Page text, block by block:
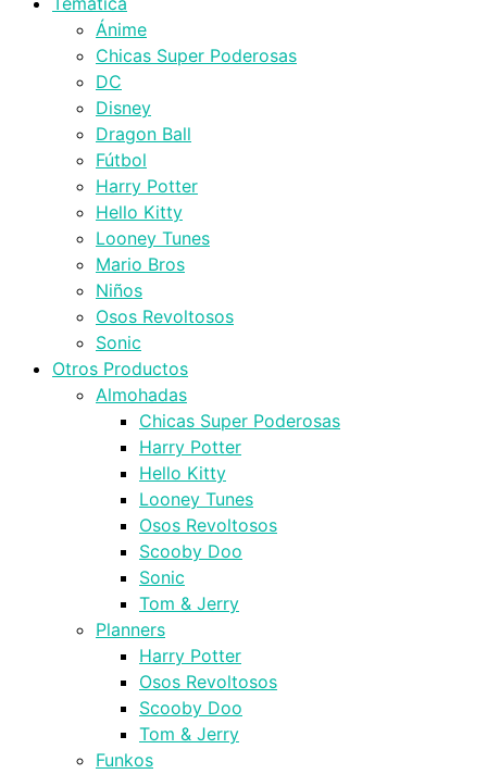
Ánime
Chicas Super Poderosas
DC
Disney
Dragon Ball
Fútbol
Harry Potter
Hello Kitty
Looney Tunes
Mario Bros
Niños
Osos Revoltosos
Sonic
Otros Productos
Almohadas
Chicas Super Poderosas
Harry Potter
Hello Kitty
Looney Tunes
Osos Revoltosos
Scooby Doo
Sonic
Tom & Jerry
Planners
Harry Potter
Osos Revoltosos
Scooby Doo
Tom & Jerry
Funkos